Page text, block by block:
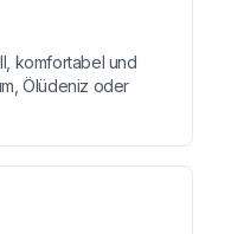
komfortabel und
Ölüdeniz oder